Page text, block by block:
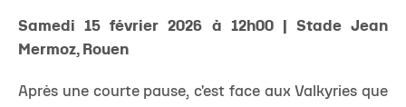
Samedi 15 février 2026 à 12h00 | Stade Jean
Mermoz, Rouen
Après une courte pause, c'est face aux Valkyries que